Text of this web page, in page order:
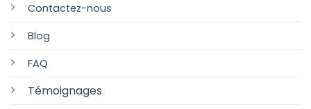
Contactez-nous
Blog
FAQ
Témoignages